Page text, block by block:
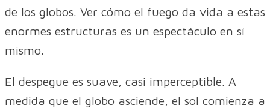
de los globos. Ver cómo el fuego da vida a estas
enormes estructuras es un espectáculo en sí
mismo.
El despegue es suave, casi imperceptible. A
medida que el globo asciende, el sol comienza a